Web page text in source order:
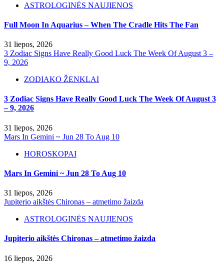
ASTROLOGINĖS NAUJIENOS
Full Moon In Aquarius – When The Cradle Hits The Fan
31 liepos, 2026
3 Zodiac Signs Have Really Good Luck The Week Of August 3 –
9, 2026
ZODIAKO ŽENKLAI
3 Zodiac Signs Have Really Good Luck The Week Of August 3
– 9, 2026
31 liepos, 2026
Mars In Gemini ~ Jun 28 To Aug 10
HOROSKOPAI
Mars In Gemini ~ Jun 28 To Aug 10
31 liepos, 2026
Jupiterio aikštės Chironas – atmetimo žaizda
ASTROLOGINĖS NAUJIENOS
Jupiterio aikštės Chironas – atmetimo žaizda
16 liepos, 2026